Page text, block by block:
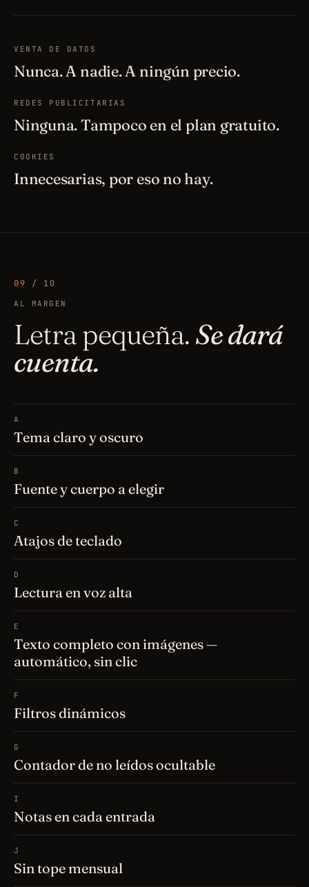
VENTA DE DATOS
Nunca. A nadie. A ningún precio.
REDES PUBLICITARIAS
Ninguna. Tampoco en el plan gratuito.
COOKIES
Innecesarias, por eso no hay.
09 / 10
AL MARGEN
Letra pequeña. Se dará
cuenta.
A
Tema claro y oscuro
B
Fuente y cuerpo a elegir
C
Atajos de teclado
D
Lectura en voz alta
E
Texto completo con imágenes —
automático, sin clic
F
Filtros dinámicos
G
Contador de no leídos ocultable
I
Notas en cada entrada
J
Sin tope mensual